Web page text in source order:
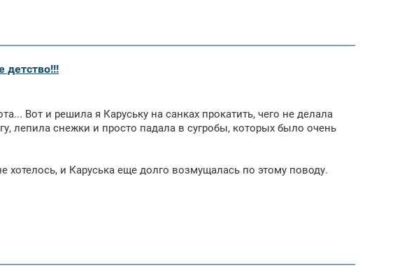
детство!!!
Вот и решила я Каруську на санках прокатить, чего не делала
лепила снежки и просто падала в сугробы, которых было очень
хотелось, и Каруська еще долго возмущалась по этому поводу.